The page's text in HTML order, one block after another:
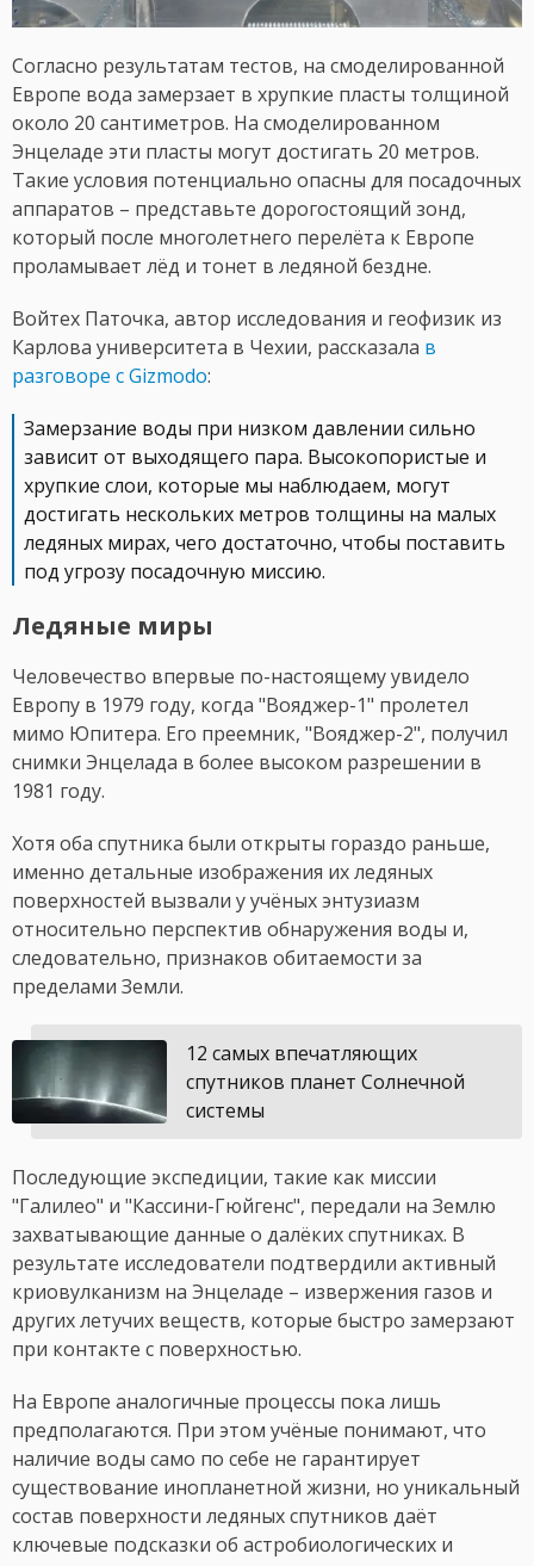
Согласно результатам тестов, на смоделированной
Европе вода замерзает в хрупкие пласты толщиной
около 20 сантиметров. На смоделированном
Энцеладе эти пласты могут достигать 20 метров.
Такие условия потенциально опасны для посадочных
аппаратов – представьте дорогостоящий зонд,
который после многолетнего перелёта к Европе
проламывает лёд и тонет в ледяной бездне.
Войтех Паточка, автор исследования и геофизик из
Карлова университета в Чехии, рассказала в
разговоре с Gizmodo:
Замерзание воды при низком давлении сильно
зависит от выходящего пара. Высокопористые и
хрупкие слои, которые мы наблюдаем, могут
достигать нескольких метров толщины на малых
ледяных мирах, чего достаточно, чтобы поставить
под угрозу посадочную миссию.
Ледяные миры
Человечество впервые по-настоящему увидело
Европу в 1979 году, когда "Вояджер-1" пролетел
мимо Юпитера. Его преемник, "Вояджер-2", получил
снимки Энцелада в более высоком разрешении в
1981 году.
Хотя оба спутника были открыты гораздо раньше,
именно детальные изображения их ледяных
поверхностей вызвали у учёных энтузиазм
относительно перспектив обнаружения воды и,
следовательно, признаков обитаемости за
пределами Земли.
12 самых впечатляющих
спутников планет Солнечной
системы
Последующие экспедиции, такие как миссии
"Галилео" и "Кассини-Гюйгенс", передали на Землю
захватывающие данные о далёких спутниках. В
результате исследователи подтвердили активный
криовулканизм на Энцеладе – извержения газов и
других летучих веществ, которые быстро замерзают
при контакте с поверхностью.
На Европе аналогичные процессы пока лишь
предполагаются. При этом учёные понимают, что
наличие воды само по себе не гарантирует
существование инопланетной жизни, но уникальный
состав поверхности ледяных спутников даёт
ключевые подсказки об астробиологических и